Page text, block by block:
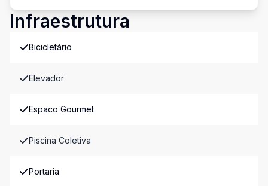
Infraestrutura
Bicicletário
Elevador
Espaco Gourmet
Piscina Coletiva
Portaria